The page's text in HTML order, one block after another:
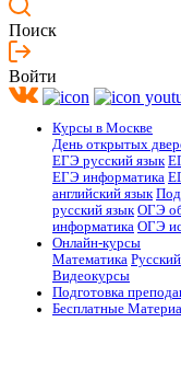
Поиск
Войти
Курсы в Москве
День открытых
ЕГЭ русский язык
ЕГЭ информатика
английский язык
русский язык ОГЭ
информатика ОГЭ
Онлайн-курсы
Математика
Видеокурсы
Подготовка
Бесплатные